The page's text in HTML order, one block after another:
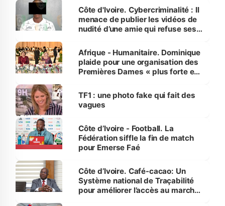
des Transports
Côte d'Ivoire. Cybercriminalité : Il
menace de publier les vidéos de
nudité d’une amie qui refuse ses
Afrique - Humanitaire. Dominique
plaide pour une organisation des
Premières Dames « plus forte et
sur la scène internationale »
TF1 : une photo fake qui fait des
vagues
Côte d’Ivoire - Football. La
Fédération siffle la fin de match
pour Emerse Faé
Côte d’Ivoire. Café-cacao: Un
Système national de Traçabilité
pour améliorer l’accès au marché